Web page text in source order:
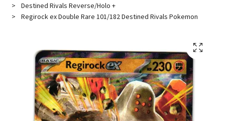
Destined Rivals Reverse/Holo +
Regirock ex Double Rare 101/182 Destined Rivals Pokemon